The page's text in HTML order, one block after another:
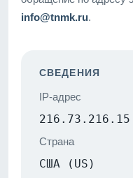
info@tnmk.ru.
СВЕДЕНИЯ
IP-адрес
216.73.216.15
Страна
США (US)